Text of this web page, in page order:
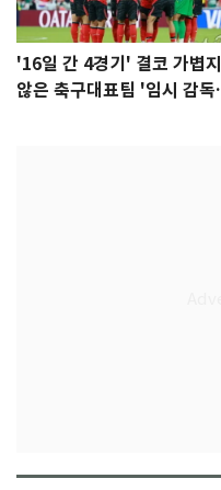
'16일 간 4경기' 결코 가볍지
않은 축구대표팀 '임시 감독'